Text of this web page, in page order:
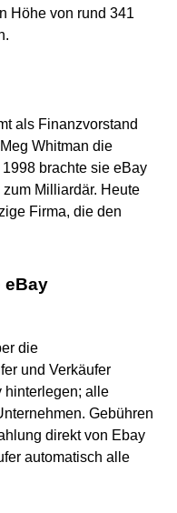
Höhe von rund 341
als Finanzvorstand
Whitman die
brachte sie eBay
Milliardär. Heute
Firma, die den
eBay
die
und Verkäufer
hinterlegen; alle
Gebühren
direkt von Ebay
automatisch alle